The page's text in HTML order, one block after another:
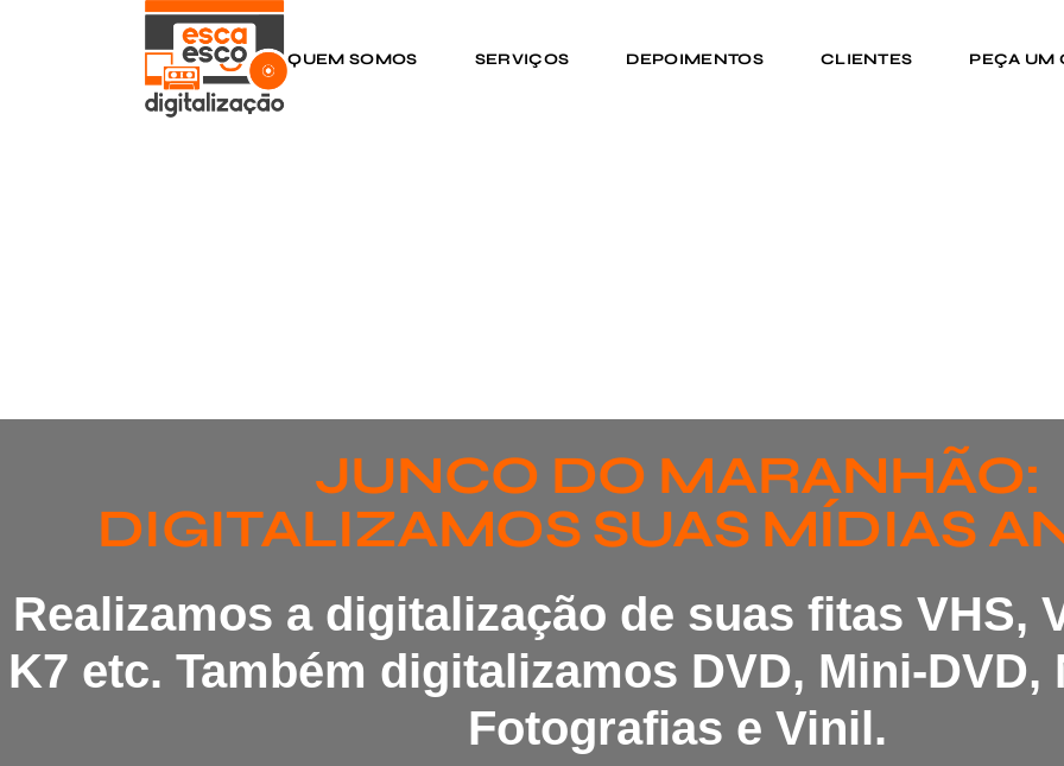
QUEM SOMOS SERVIÇOS DEPOIMENTOS CLIENTES PEÇA UM
JUNCO DO MARANHÃO:
DIGITALIZAMOS SUAS MÍDIAS
Realizamos a digitalização de suas fitas VHS,
K7 etc. Também digitalizamos DVD, Mini-DVD,
Fotografias e Vinil.